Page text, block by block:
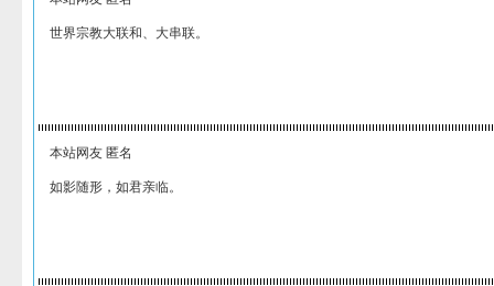
世界宗教大联和、大串联。
本站网友 匿名
如影随形，如君亲临。